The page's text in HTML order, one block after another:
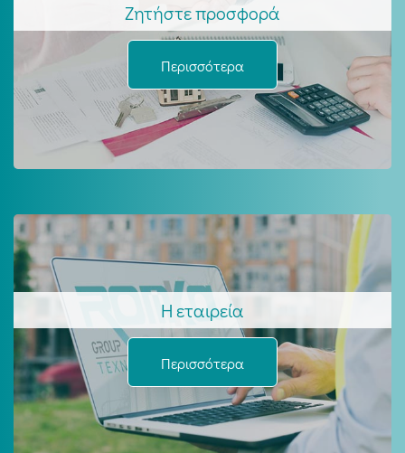
Ζητήστε προσφορά
Περισσότερα
Η εταιρεία
Περισσότερα